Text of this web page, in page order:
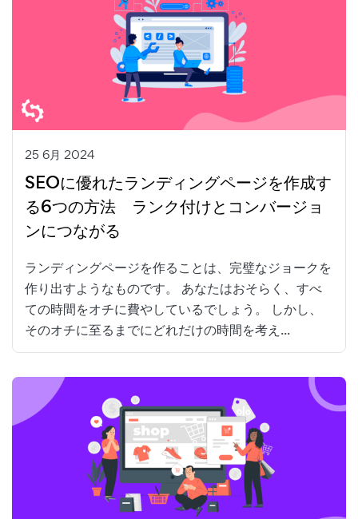
25 6月 2024
SEOに優れたランディングページを作成す
る6つの方法 ランク付けとコンバージョ
ンにつながる
ランディングページを作ることは、完璧なジョークを
作り出すようなものです。 あなたはおそらく、すべ
ての時間をオチに費やしているでしょう。 しかし、
そのオチに至るまでにどれだけの時間を考え...